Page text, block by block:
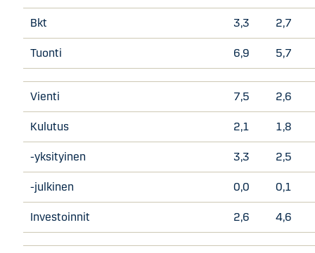
Bkt 3,3 2,7
Tuonti 6,9 5,7
Vienti 7,5 2,6
Kulutus 2,1 1,8
-yksityinen 3,3 2,5
-julkinen 0,0 0,1
Investoinnit 2,6 4,6